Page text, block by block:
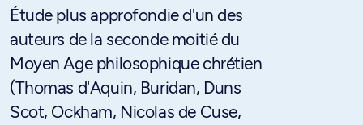
Étude plus approfondie d'un des
auteurs de la seconde moitié du
Moyen Age philosophique chrétien
(Thomas d'Aquin, Buridan, Duns
Scot, Ockham, Nicolas de Cuse,